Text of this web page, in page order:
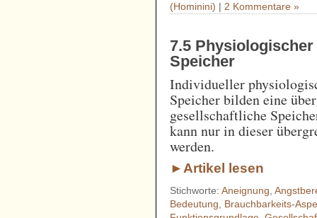
(Hominini) | 2 Kommentare »
7.5
Speicher
Individueller
Speicher bilden eine
gesellschaftliche
kann nur in dieser
werden.
►Artikel lesen
Stichworte:Aneignung,
Bedeutung, Brauchbarkeits-